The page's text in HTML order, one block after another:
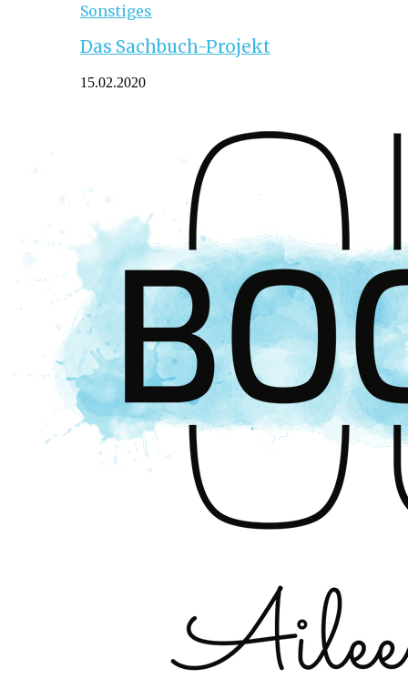
Sonstiges
Das Sachbuch-Projekt
15.02.2020